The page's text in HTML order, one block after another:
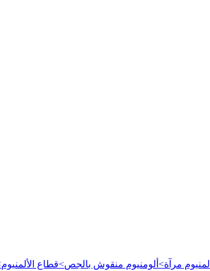
ألمنيوم مرآة> ألومنيوم منقوش بالجص>قطاع الألمنيوم